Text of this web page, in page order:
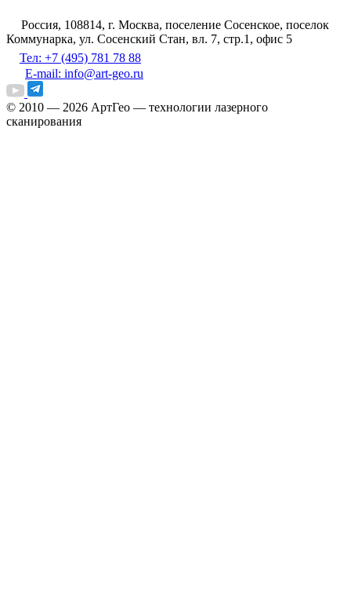
Россия, 108814, г. Москва, поселение Сосенское, поселок
Коммунарка, ул. Сосенский Стан, вл. 7, стр.1, офис 5
Тел: +7 (495) 781 78 88
E-mail: info@art-geo.ru
© 2010 — 2026 АртГео — технологии лазерного
сканирования